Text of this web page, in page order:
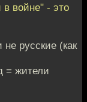
в войне" - это
русские (как
= жители